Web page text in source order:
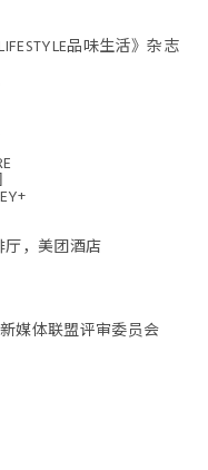
品味生活》杂志
，美团酒店
媒体联盟评审委员会